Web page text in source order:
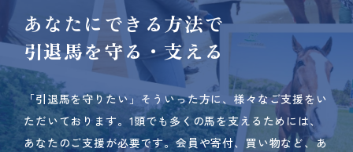
あなたにできる方法で
引退馬を守る・支える
「引退馬を守りたい」そういった方に、様々なご支援をい
ただいております。 1頭でも多くの馬を支えるためには、
あなたのご支援が必要です。 会員や寄付、買い物など、あ